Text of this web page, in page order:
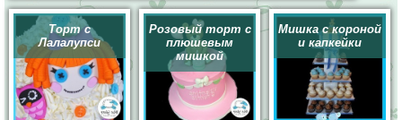
Торт с
Лалалупси
Розовый торт с
плюшевым
мишкой
Мишка с короной
и капкейки